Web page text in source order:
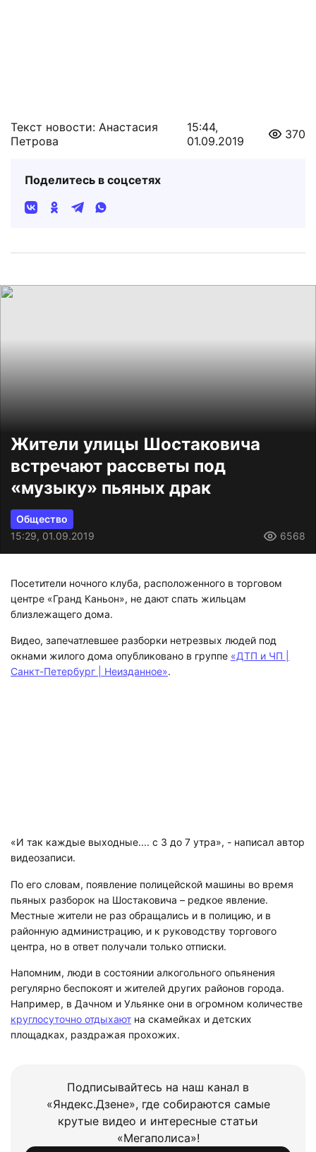
Текст новости: Анастасия
Петрова
15:44,
01.09.2019
370
Поделитесь в соцсетях
Жители улицы Шостаковича
встречают рассветы под
«музыку» пьяных драк
Общество
15:29, 01.09.2019
6568
Посетители ночного клуба, расположенного в торговом
центре «Гранд Каньон», не дают спать жильцам
близлежащего дома.
Видео, запечатлевшее разборки нетрезвых людей под
окнами жилого дома опубликовано в группе «ДТП и ЧП |
Санкт-Петербург | Неизданное».
«И так каждые выходные.... с 3 до 7 утра», - написал автор
видеозаписи.
По его словам, появление полицейской машины во время
пьяных разборок на Шостаковича – редкое явление.
Местные жители не раз обращались и в полицию, и в
районную администрацию, и к руководству торгового
центра, но в ответ получали только отписки.
Напомним, люди в состоянии алкогольного опьянения
регулярно беспокоят и жителей других районов города.
Например, в Дачном и Ульянке они в огромном количестве
круглосуточно отдыхают на скамейках и детских
площадках, раздражая прохожих.
Подписывайтесь на наш канал в
«Яндекс.Дзене», где собираются самые
крутые видео и интересные статьи
«Мегаполиса»!